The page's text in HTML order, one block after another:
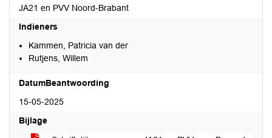
JA21 en PVV Noord-Brabant
Indieners
Kammen, Patricia van der
Rutjens, Willem
DatumBeantwoording
15-05-2025
Bijlage